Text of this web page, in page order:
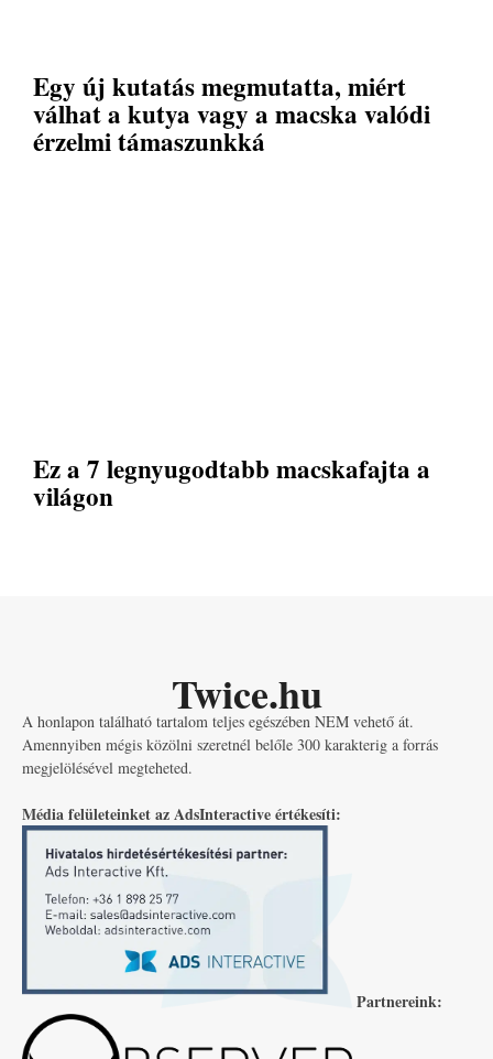
Egy új kutatás megmutatta, miért
válhat a kutya vagy a macska valódi
érzelmi támaszunkká
Ez a 7 legnyugodtabb macskafajta a
világon
Twice.hu
A honlapon található tartalom teljes egészében NEM vehető át.
Amennyiben mégis közölni szeretnél belőle 300 karakterig a forrás
megjelölésével megteheted.
Média felületeinket az AdsInteractive értékesíti:
Partnereink: